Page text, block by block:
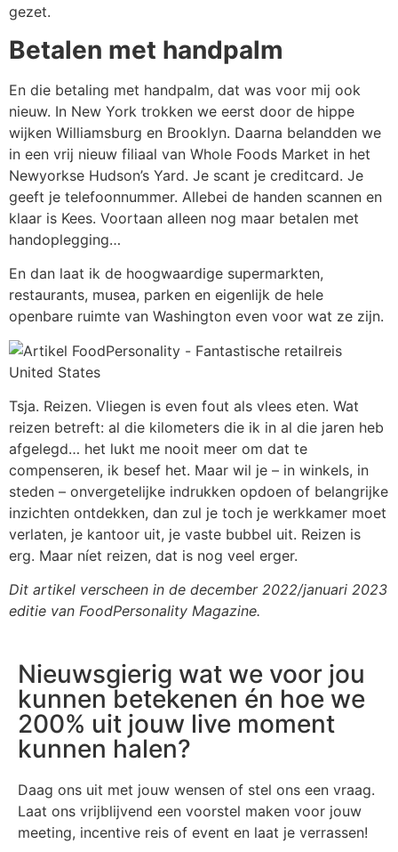
gezet.
Betalen met handpalm
En die betaling met handpalm, dat was voor mij ook
nieuw. In New York trokken we eerst door de hippe
wijken Williamsburg en Brooklyn. Daarna belandden we
in een vrij nieuw filiaal van Whole Foods Market in het
Newyorkse Hudson’s Yard. Je scant je creditcard. Je
geeft je telefoonnummer. Allebei de handen scannen en
klaar is Kees. Voortaan alleen nog maar betalen met
handoplegging…
En dan laat ik de hoogwaardige supermarkten,
restaurants, musea, parken en eigenlijk de hele
openbare ruimte van Washington even voor wat ze zijn.
Tsja. Reizen. Vliegen is even fout als vlees eten. Wat
reizen betreft: al die kilometers die ik in al die jaren heb
afgelegd… het lukt me nooit meer om dat te
compenseren, ik besef het. Maar wil je – in winkels, in
steden – onvergetelijke indrukken opdoen of belangrijke
inzichten ontdekken, dan zul je toch je werkkamer moet
verlaten, je kantoor uit, je vaste bubbel uit. Reizen is
erg. Maar níet reizen, dat is nog veel erger.
Dit artikel verscheen in de december 2022/januari 2023
editie van FoodPersonality Magazine.
Nieuwsgierig wat we voor jou
kunnen betekenen én hoe we
200% uit jouw live moment
kunnen halen?
Daag ons uit met jouw wensen of stel ons een vraag.
Laat ons vrijblijvend een voorstel maken voor jouw
meeting, incentive reis of event en laat je verrassen!